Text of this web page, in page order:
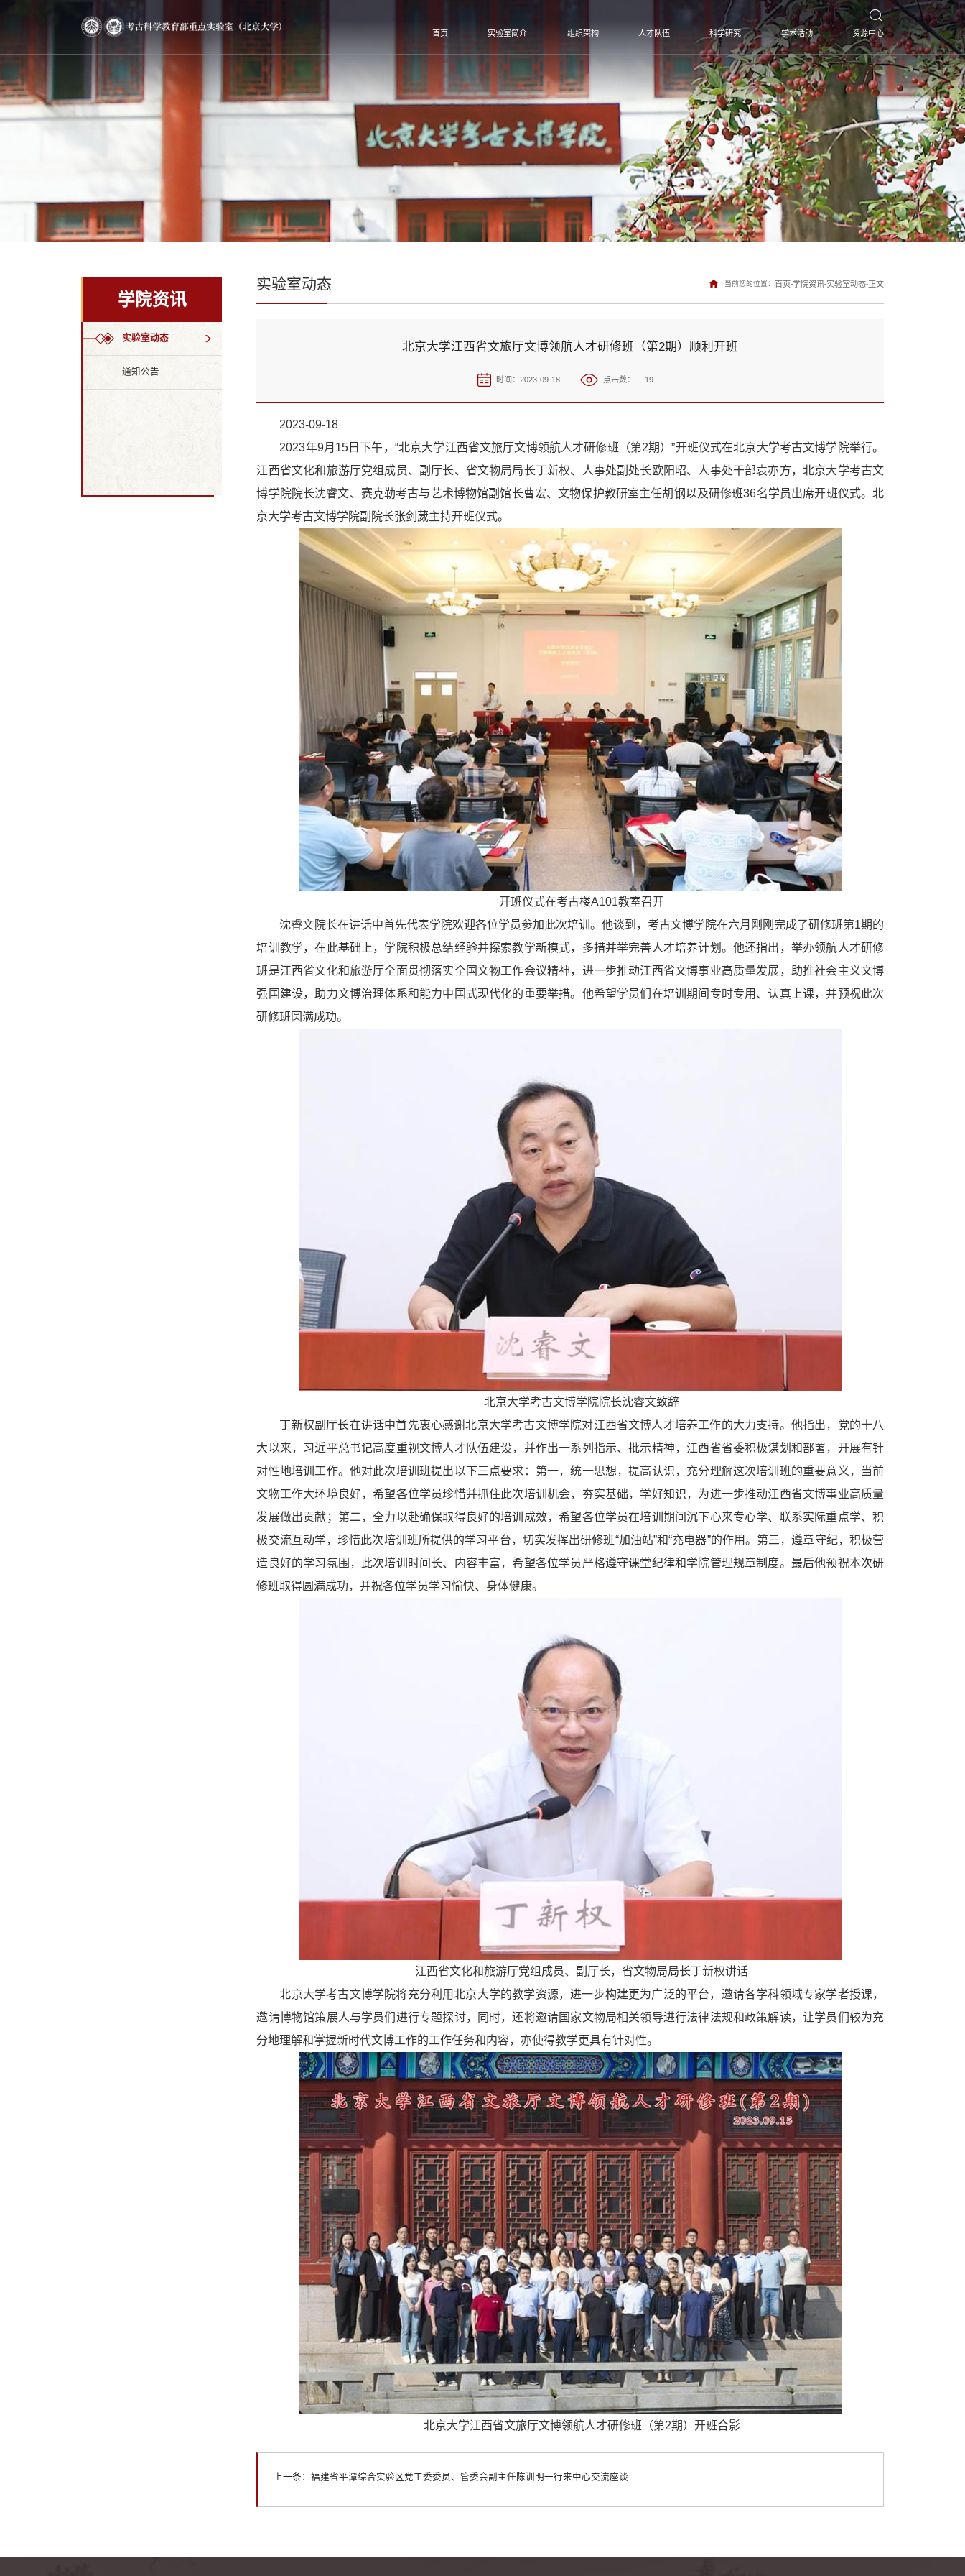
首页 实验室简介 组织架构 人才队伍 科学研究 学术活动 资源中心
学院资讯
实验室动态
通知公告
实验室动态 当前您的位置：首页-学院资讯-实验室动态-正文
北京大学江西省文旅厅文博领航人才研修班（第2期）顺利开班
时间：2023-09-18 点击数： 19
2023-09-18
2023年9月15日下午，“北京大学江西省文旅厅文博领航人才研修班（第2期）”开班仪式在北京大学考古文博学院举行。
江西省文化和旅游厅党组成员、副厅长、省文物局局长丁新权、人事处副处长欧阳昭、人事处干部袁亦方，北京大学考古文
博学院院长沈睿文、赛克勒考古与艺术博物馆副馆长曹宏、文物保护教研室主任胡钢以及研修班36名学员出席开班仪式。北
京大学考古文博学院副院长张剑葳主持开班仪式。
开班仪式在考古楼A101教室召开
沈睿文院长在讲话中首先代表学院欢迎各位学员参加此次培训。他谈到，考古文博学院在六月刚刚完成了研修班第1期的
培训教学，在此基础上，学院积极总结经验并探索教学新模式，多措并举完善人才培养计划。他还指出，举办领航人才研修
班是江西省文化和旅游厅全面贯彻落实全国文物工作会议精神，进一步推动江西省文博事业高质量发展，助推社会主义文博
强国建设，助力文博治理体系和能力中国式现代化的重要举措。他希望学员们在培训期间专时专用、认真上课，并预祝此次
研修班圆满成功。
北京大学考古文博学院院长沈睿文致辞
丁新权副厅长在讲话中首先衷心感谢北京大学考古文博学院对江西省文博人才培养工作的大力支持。他指出，党的十八
大以来，习近平总书记高度重视文博人才队伍建设，并作出一系列指示、批示精神，江西省省委积极谋划和部署，开展有针
对性地培训工作。他对此次培训班提出以下三点要求：第一，统一思想，提高认识，充分理解这次培训班的重要意义，当前
文物工作大环境良好，希望各位学员珍惜并抓住此次培训机会，夯实基础，学好知识，为进一步推动江西省文博事业高质量
发展做出贡献；第二，全力以赴确保取得良好的培训成效，希望各位学员在培训期间沉下心来专心学、联系实际重点学、积
极交流互动学，珍惜此次培训班所提供的学习平台，切实发挥出研修班“加油站”和“充电器”的作用。第三，遵章守纪，积极营
造良好的学习氛围，此次培训时间长、内容丰富，希望各位学员严格遵守课堂纪律和学院管理规章制度。最后他预祝本次研
修班取得圆满成功，并祝各位学员学习愉快、身体健康。
江西省文化和旅游厅党组成员、副厅长，省文物局局长丁新权讲话
北京大学考古文博学院将充分利用北京大学的教学资源，进一步构建更为广泛的平台，邀请各学科领域专家学者授课，
邀请博物馆策展人与学员们进行专题探讨，同时，还将邀请国家文物局相关领导进行法律法规和政策解读，让学员们较为充
分地理解和掌握新时代文博工作的工作任务和内容，亦使得教学更具有针对性。
北京大学江西省文旅厅文博领航人才研修班（第2期）开班合影
上一条：福建省平潭综合实验区党工委委员、管委会副主任陈训明一行来中心交流座谈